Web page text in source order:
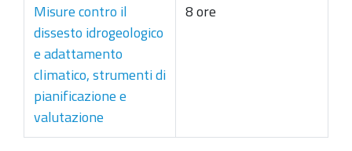
Misure contro il
dissesto idrogeologico
e adattamento
climatico, strumenti di
pianificazione e
valutazione
8 ore